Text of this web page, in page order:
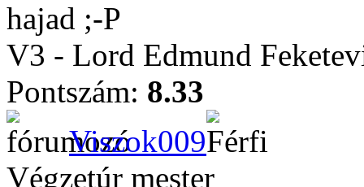
hajad ;-P
V3 - Lord Edmund
Pontszám: 8.33
Viszok009
Végzetúr mester